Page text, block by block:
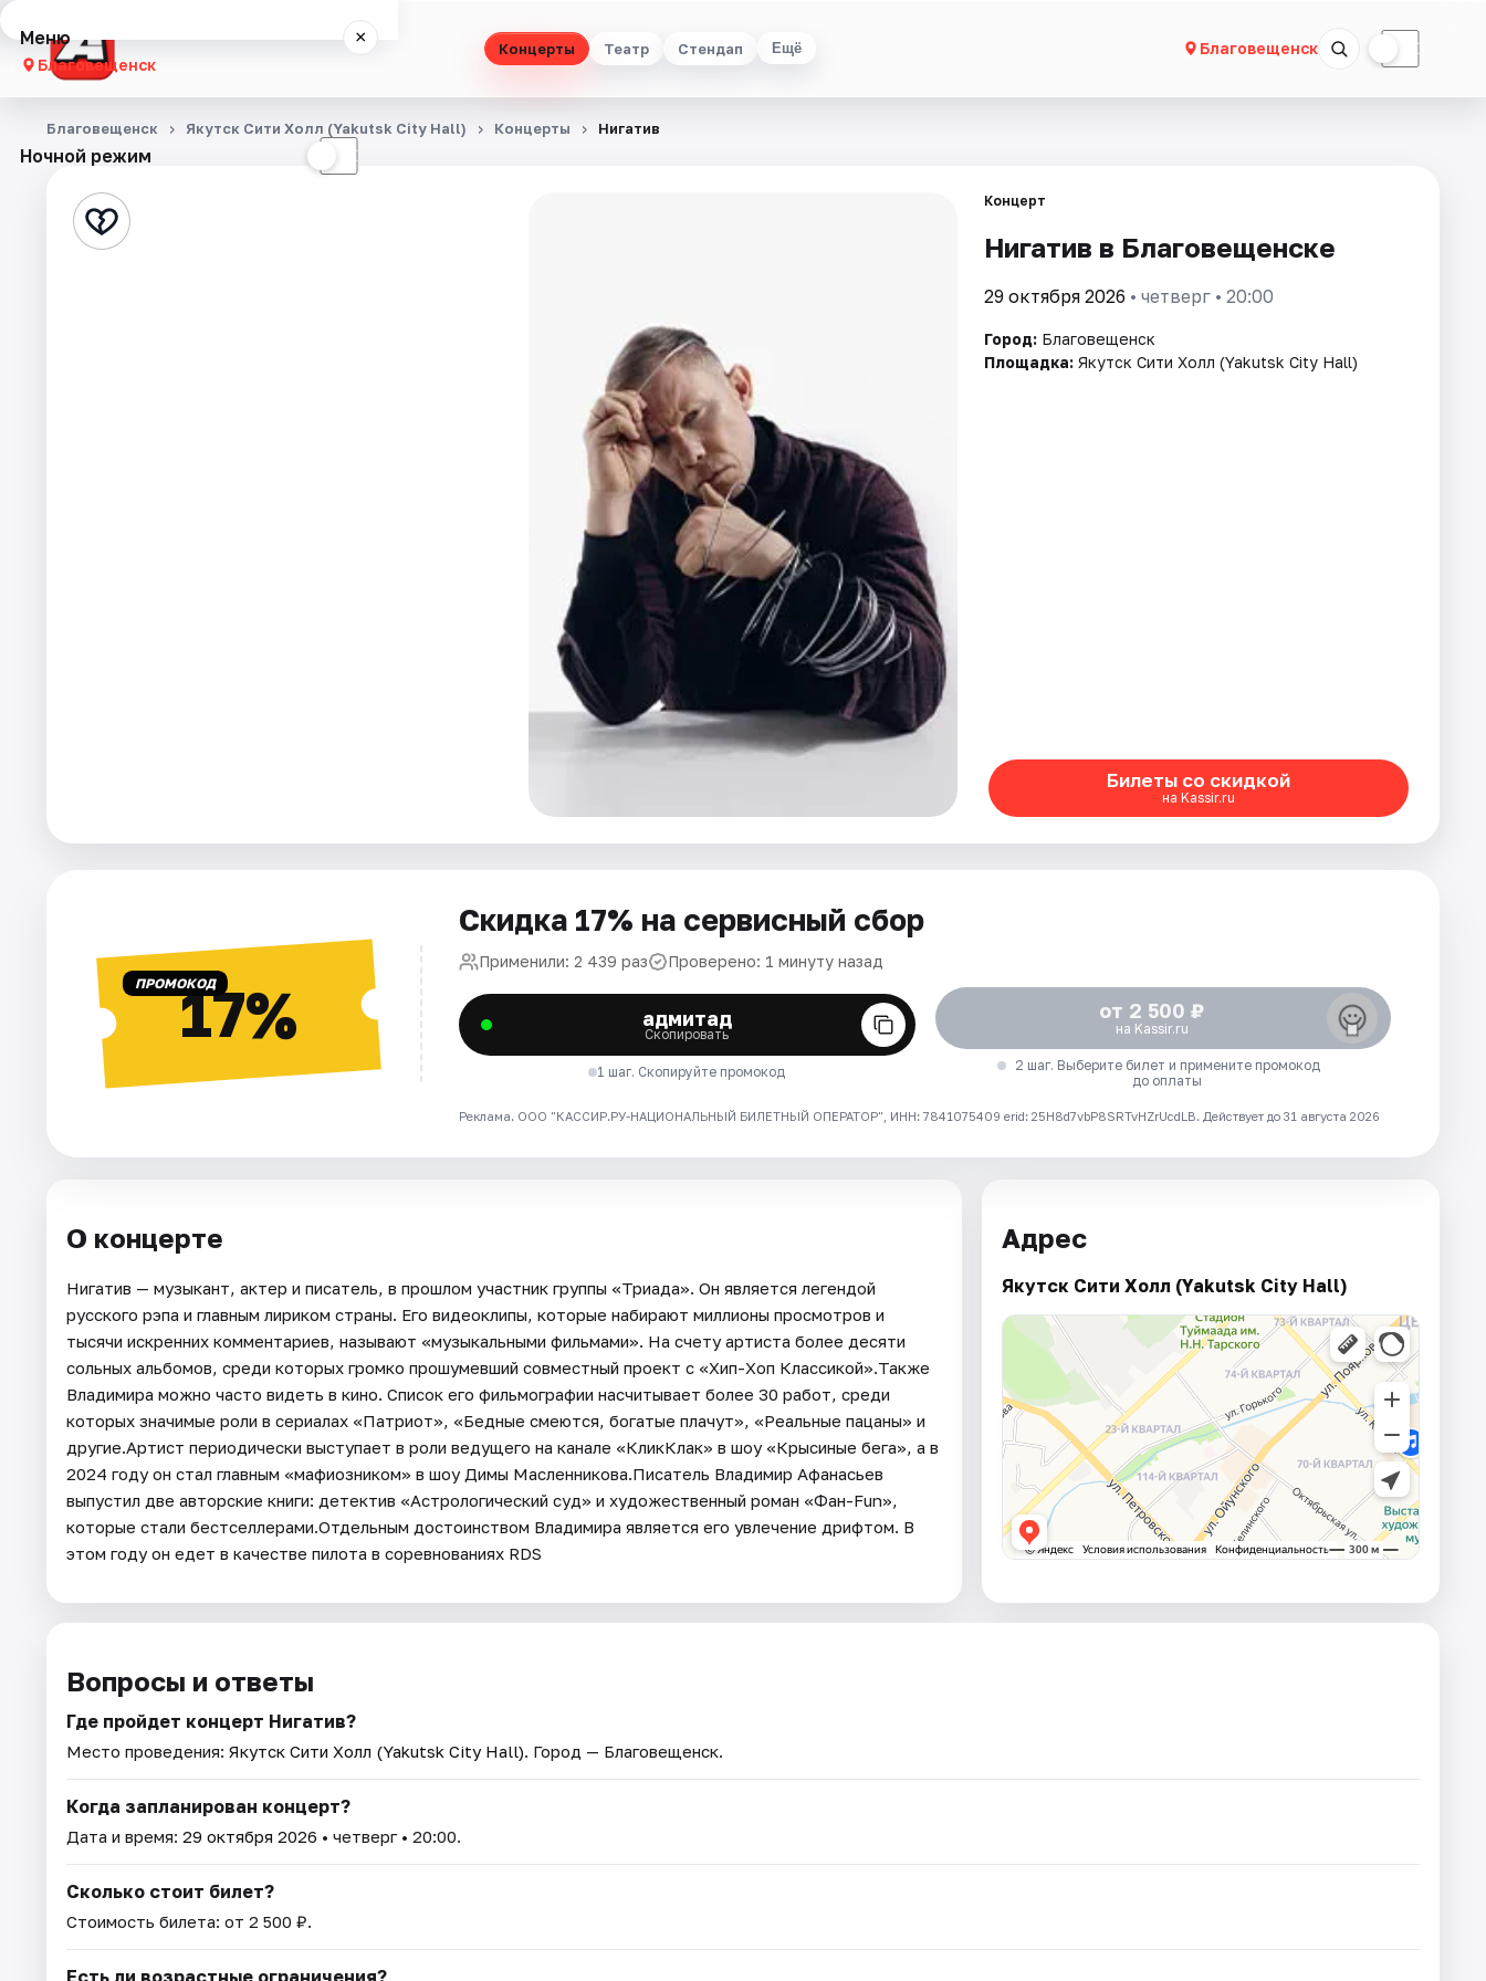
Концерты Театр Стендап Ещё Благовещенск ☾
Меню ×
Благовещенск
Концерты
Стендап
Ночной режим ☾
Благовещенск Якутск Cити Холл (Yakutsk City Hall) Концерты Нигатив
Концерт
Нигатив в Благовещенске
29 октября 2026 • четверг • 20:00
Город: Благовещенск
Площадка: Якутск Cити Холл (Yakutsk City Hall)
Билеты со скидкой
на Kassir.ru
ПРОМОКОД17%
Скидка 17% на сервисный сбор
Применили: 2 439 раз Проверено: 1 минуту назад
адмитад
Скопировать
1 шаг. Скопируйте промокод
от 2 500 ₽
на Kassir.ru
2 шаг. Выберите билет и примените промокод
до оплаты
Реклама. ООО "КАССИР.РУ-НАЦИОНАЛЬНЫЙ БИЛЕТНЫЙ ОПЕРАТОР", ИНН: 7841075409 erid: 25H8d7vbP8SRTvHZrUcdLB. Действует до 31 августа 2026
О концерте
Нигатив — музыкант, актер и писатель, в прошлом участник группы «Триада». Он является легендой
русского рэпа и главным лириком страны. Его видеоклипы, которые набирают миллионы просмотров и
тысячи искренних комментариев, называют «музыкальными фильмами». На счету артиста более десяти
сольных альбомов, среди которых громко прошумевший совместный проект с «Хип-Хоп Классикой».Также
Владимира можно часто видеть в кино. Список его фильмографии насчитывает более 30 работ, среди
которых значимые роли в сериалах «Патриот», «Бедные смеются, богатые плачут», «Реальные пацаны» и
другие.Артист периодически выступает в роли ведущего на канале «КликКлак» в шоу «Крысиные бега», а в
2024 году он стал главным «мафиозником» в шоу Димы Масленникова.Писатель Владимир Афанасьев
выпустил две авторские книги: детектив «Астрологический суд» и художественный роман «Фан-Fun»,
которые стали бестселлерами.Отдельным достоинством Владимира является его увлечение дрифтом. В
этом году он едет в качестве пилота в соревнованиях RDS
Адрес
Якутск Cити Холл (Yakutsk City Hall)
Вопросы и ответы
Где пройдет концерт Нигатив?
Место проведения: Якутск Cити Холл (Yakutsk City Hall). Город — Благовещенск.
Когда запланирован концерт?
Дата и время: 29 октября 2026 • четверг • 20:00.
Сколько стоит билет?
Стоимость билета: от 2 500 ₽.